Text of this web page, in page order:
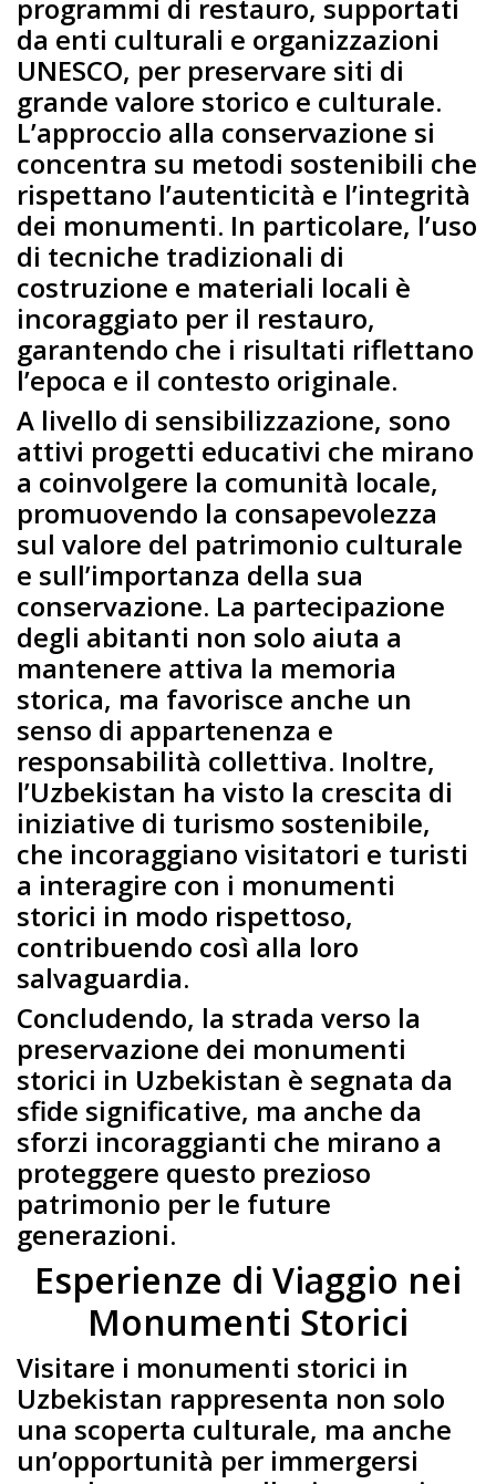
programmi di restauro, supportati
da enti culturali e organizzazioni
UNESCO, per preservare siti di
grande valore storico e culturale.
L’approccio alla conservazione si
concentra su metodi sostenibili che
rispettano l’autenticità e l’integrità
dei monumenti. In particolare, l’uso
di tecniche tradizionali di
costruzione e materiali locali è
incoraggiato per il restauro,
garantendo che i risultati riflettano
l’epoca e il contesto originale.
A livello di sensibilizzazione, sono
attivi progetti educativi che mirano
a coinvolgere la comunità locale,
promuovendo la consapevolezza
sul valore del patrimonio culturale
e sull’importanza della sua
conservazione. La partecipazione
degli abitanti non solo aiuta a
mantenere attiva la memoria
storica, ma favorisce anche un
senso di appartenenza e
responsabilità collettiva. Inoltre,
l’Uzbekistan ha visto la crescita di
iniziative di turismo sostenibile,
che incoraggiano visitatori e turisti
a interagire con i monumenti
storici in modo rispettoso,
contribuendo così alla loro
salvaguardia.
Concludendo, la strada verso la
preservazione dei monumenti
storici in Uzbekistan è segnata da
sfide significative, ma anche da
sforzi incoraggianti che mirano a
proteggere questo prezioso
patrimonio per le future
generazioni.
Esperienze di Viaggio nei
Monumenti Storici
Visitare i monumenti storici in
Uzbekistan rappresenta non solo
una scoperta culturale, ma anche
un’opportunità per immergersi